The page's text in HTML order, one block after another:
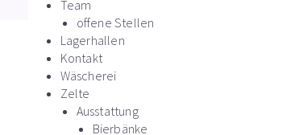
Team
offene Stellen
Lagerhallen
Kontakt
Wäscherei
Zelte
Ausstattung
Bierbänke